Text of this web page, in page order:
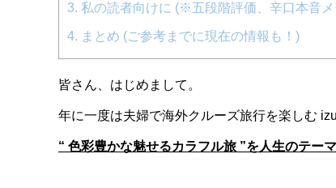
3. 私の読者向けに (※五段階評価、辛口本音
4. まとめ (ご参考までに現在の情報も！)
皆さん、はじめまして。
年に一度は夫婦で海外クルーズ旅行を楽しむ
“ 色彩豊かな魅せるカラフル旅 ”を人生のテー